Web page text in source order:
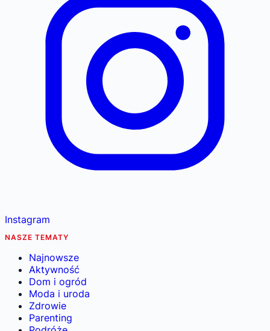
Instagram
NASZE TEMATY
Najnowsze
Aktywność
Dom i ogród
Moda i uroda
Zdrowie
Parenting